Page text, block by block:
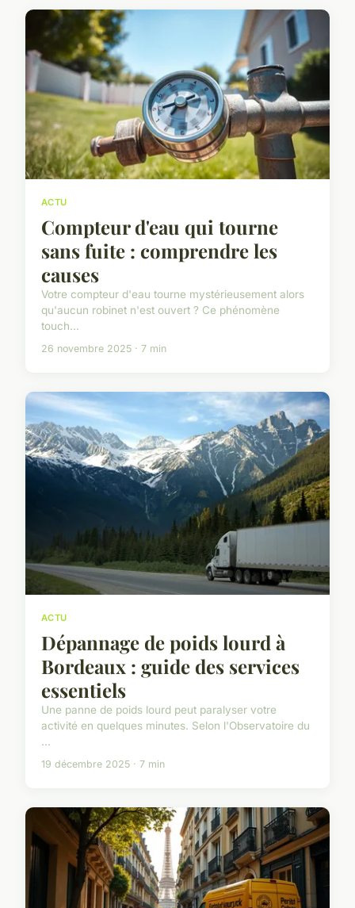
ACTU
Compteur d'eau qui tourne
sans fuite : comprendre les
causes
Votre compteur d'eau tourne mystérieusement alors
qu'aucun robinet n'est ouvert ? Ce phénomène
touch...
26 novembre 2025 · 7 min
ACTU
Dépannage de poids lourd à
Bordeaux : guide des services
essentiels
Une panne de poids lourd peut paralyser votre
activité en quelques minutes. Selon l'Observatoire du
...
19 décembre 2025 · 7 min